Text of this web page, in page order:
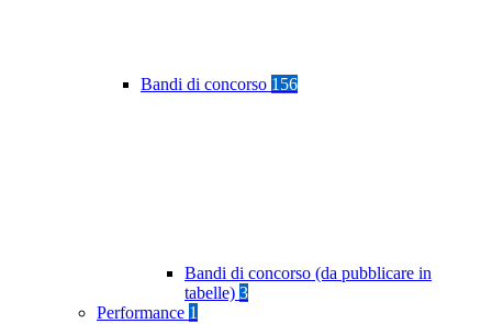
Bandi di concorso 156
Bandi di concorso (da pubblicare in
tabelle) 3
Performance 1